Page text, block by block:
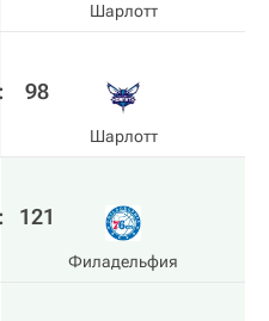
Шарлотт
: 98
Шарлотт
: 121
Филадельфия